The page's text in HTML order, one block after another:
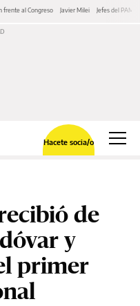
frente al Congreso Javier Milei Jefes del PAMI
Hacete socia/o
de
y
primer